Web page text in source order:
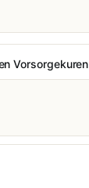
Vorsorgekuren